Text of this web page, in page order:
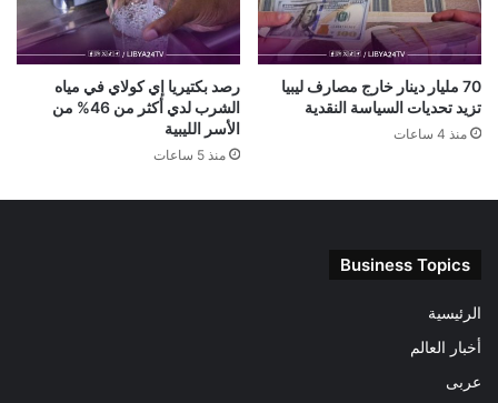
70 مليار دينار خارج مصارف ليبيا
تزيد تحديات السياسة النقدية
منذ 4 ساعات
رصد بكتيريا إي كولاي في مياه
الشرب لدي أكثر من 46% من
الأسر الليبية
منذ 5 ساعات
Business Topics
الرئيسية
أخبار العالم
عربى